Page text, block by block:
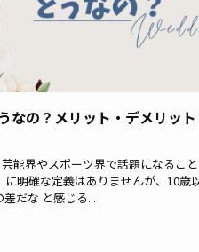
なの？メリット・デメリッ
能界やスポーツ界で話題になるこ
に明確な定義はありませんが、10歳
だな と感じる...